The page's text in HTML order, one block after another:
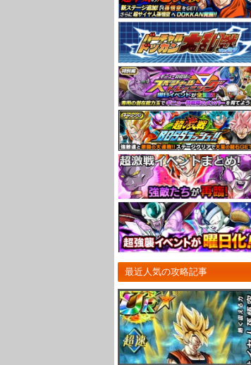
最近人気の攻略記事